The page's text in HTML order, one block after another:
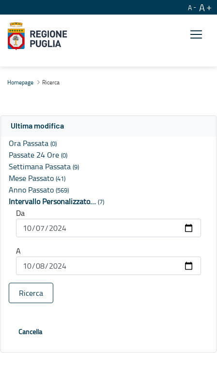
A A
Homepage Ricerca
Ultima modifica
Ora Passata (0)
Passate 24 Ore (0)
Settimana Passata (9)
Mese Passato (41)
Anno Passato (569)
Intervallo Personalizzato… (7)
Da
A
Ricerca
Cancella